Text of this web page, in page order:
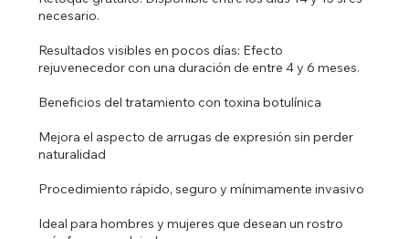
necesario.
Resultados visibles en pocos días: Efecto
rejuvenecedor con una duración de entre 4 y 6 meses.
Beneficios del tratamiento con toxina botulínica
Mejora el aspecto de arrugas de expresión sin perder
naturalidad
Procedimiento rápido, seguro y mínimamente invasivo
Ideal para hombres y mujeres que desean un rostro